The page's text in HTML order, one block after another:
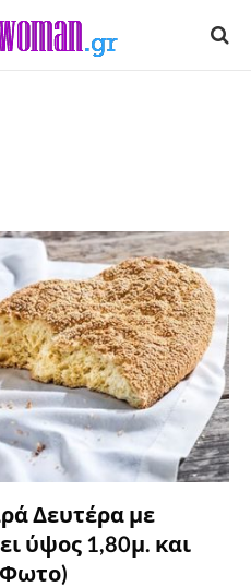
Δευτέρα με
ύψος 1,80μ. και